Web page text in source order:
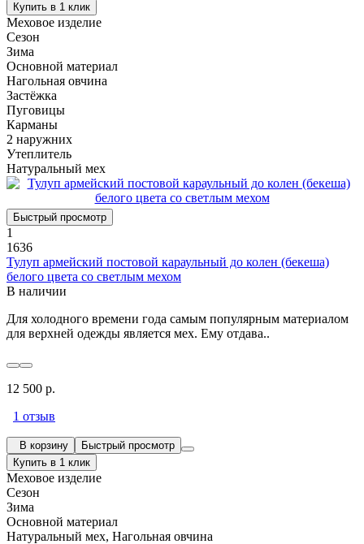
Купить в 1 клик
Меховое изделие
Сезон
Зима
Основной материал
Нагольная овчина
Застёжка
Пуговицы
Карманы
2 наружних
Утеплитель
Натуральный мех
Быстрый просмотр
1
1636
Тулуп армейский постовой караульный до колен (бекеша)
белого цвета со светлым мехом
В наличии
Для холодного времени года самым популярным материалом
для верхней одежды является мех. Ему отдава..
12 500 р.
1 отзыв
В корзину
Быстрый просмотр
Купить в 1 клик
Меховое изделие
Сезон
Зима
Основной материал
Натуральный мех, Нагольная овчина